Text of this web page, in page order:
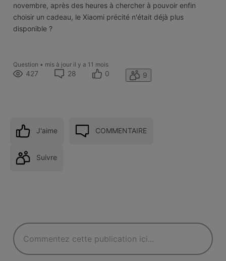
novembre, après des heures à chercher à pouvoir enfin
choisir un cadeau, le Xiaomi précité n'était déjà plus
disponible ?
Question • mis à jour il y a 11 mois
427 28 0 9
J'aime COMMENTAIRE
Suivre